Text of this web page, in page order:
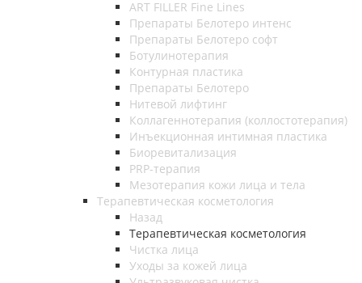
ART FILLER Fine Lines
Препараты Белотеро интенс
Препараты Белотеро софт
Ботулинотерапия
Контурная пластика
Препараты Белотеро
Нитевой лифтинг
Коллагеннотерапия (коллостотерапия)
Инъекционная интимная пластика
Биоревитализация
PRP-терапия
Мезотерапия кожи лица и тела
Терапевтическая косметология
Назад
Терапевтическая косметология
Чистка лица
Уходы за кожей лица